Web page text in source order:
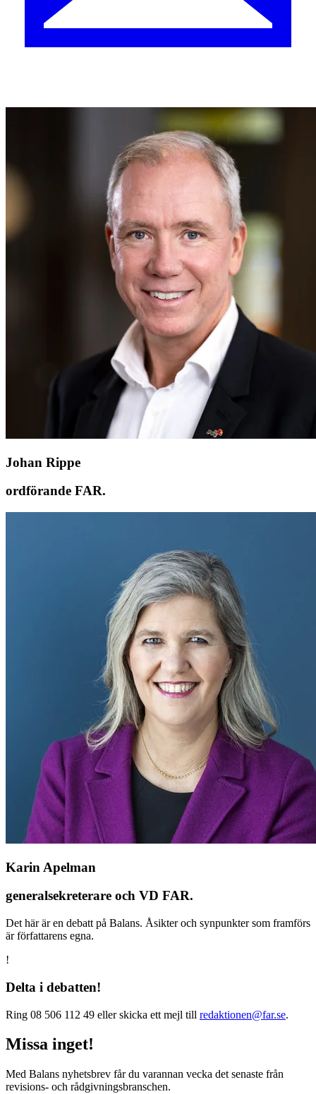
Johan Rippe
ordförande FAR.
Karin Apelman
generalsekreterare och VD FAR.
Det här är en debatt på Balans. Åsikter och synpunkter som framförs
är författarens egna.
!
Delta i debatten!
Ring 08 506 112 49 eller skicka ett mejl till redaktionen@far.se.
Missa inget!
Med Balans nyhetsbrev får du varannan vecka det senaste från
revisions- och rådgivningsbranschen.